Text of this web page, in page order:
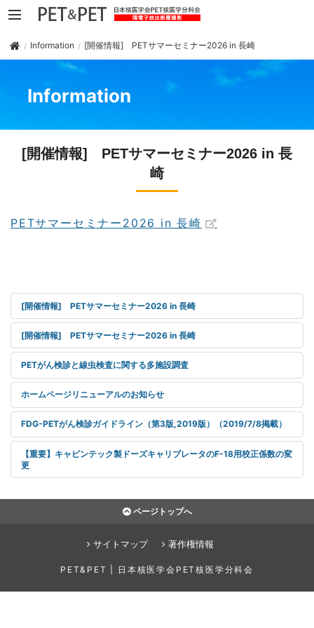
Information [開催情報] PETサマーセミナー2026 in 長崎
Information
[開催情報] PETサマーセミナー2026 in 長
崎
PETサマーセミナー2026 in 長崎
[開催情報] PETサマーセミナー2026 in 長崎
[開催情報] PETサマーセミナー2026 in 長崎
PETがん検診と線虫検査に関する多施設調査
ホームページリニューアルのお知らせ
FDG-PETがん検診ガイドライン（第3版,2019版）（2019/7/8掲載）
【重要】キャピンテック製ドーズキャリブレータのF-18用校正係数の変
更
ページトップへ
サイトマップ 著作権情報
PET&PET | 日本核医学会PET核医学分科会